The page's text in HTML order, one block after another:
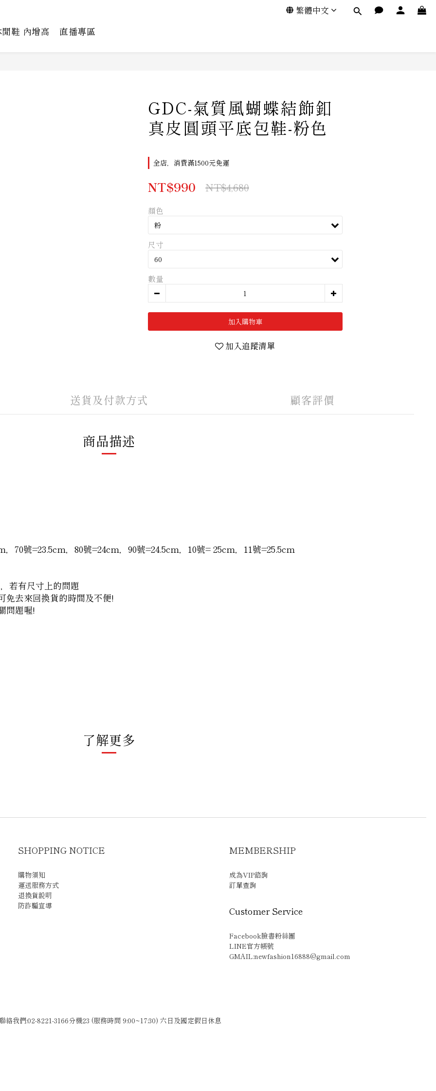
繁體中文
鞋 內增高 直播專區
GDC-氣質風蝴蝶結飾釦
真皮圓頭平底包鞋-粉色
全店，消費滿1500元免運
NT$990 NT$4,680
顏色
尺寸
數量
加入購物車
加入追蹤清單
送貨及付款方式 顧客評價
商品描述
70號=23.5cm，80號=24cm，90號=24.5cm，10號= 25cm，11號=25.5cm
若有尺寸上的問題
免去來回換貨的時間及不便!
問題喔!
了解更多
SHOPPING NOTICE
購物須知
運送服務方式
退換貨說明
防詐騙宣導
MEMBERSHIP
成為VIP諮詢
訂單查詢
Customer Service
Facebook臉書粉絲團
LINE官方帳號
GMAIL:newfashion16888@gmail.com
絡我們:02-8221-3166分機23 (服務時間 9:00~17:30) 六日及國定假日休息